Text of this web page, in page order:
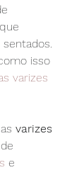
isso
varizes
varizes
e